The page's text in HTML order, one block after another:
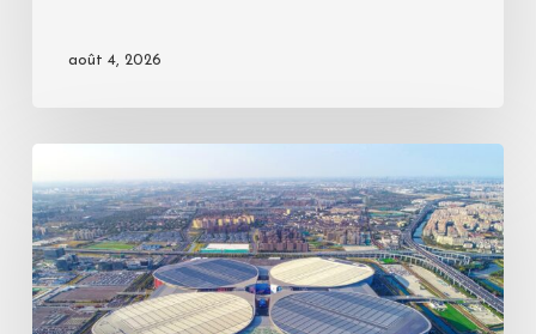
août 4, 2026